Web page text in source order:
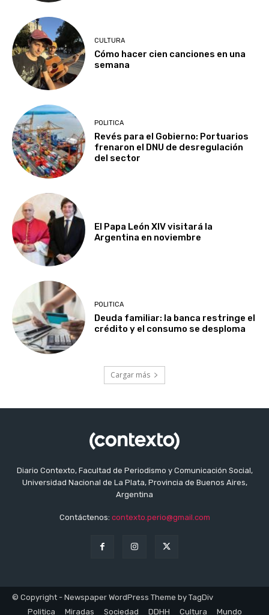
CULTURA
Cómo hacer cien canciones en una
semana
POLITICA
Revés para el Gobierno: Portuarios
frenaron el DNU de desregulación
del sector
El Papa León XIV visitará la
Argentina en noviembre
POLITICA
Deuda familiar: la banca restringe el
crédito y el consumo se desploma
Cargar más
Diario Contexto, Facultad de Periodismo y Comunicación Social,
Universidad Nacional de La Plata, Provincia de Buenos Aires,
Argentina
Contáctenos: contexto.perio@gmail.com
© Copyright - Newspaper WordPress Theme by TagDiv
Politica
Miradas Sociedad DDHH Cultura Mundo